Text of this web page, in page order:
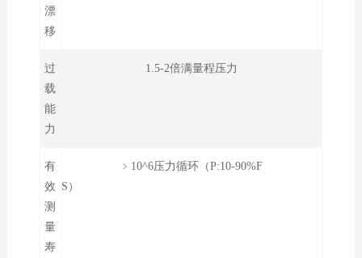
漂
移
过
载
能
力
1.5-2倍满量程压力
有
效
测
量
寿
﹥10^6压力循环（P:10-90%F
S）